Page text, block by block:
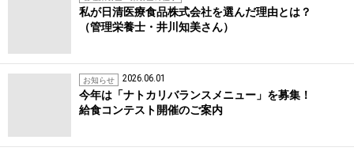
私が日清医療食品株式会社を選んだ理由とは？
（管理栄養士・井川知美さん）
お知らせ 2026.06.01
今年は「ナトカリバランスメニュー」を募集！
給食コンテスト開催のご案内